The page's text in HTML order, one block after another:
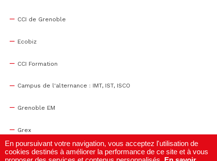
CCI de Grenoble
Ecobiz
CCI Formation
Campus de l'alternance : IMT, IST, ISCO
Grenoble EM
Grex
WTC Grenoble
En poursuivant votre navigation, vous acceptez l'utilisation de
cookies destinés à améliorer la performance de ce site et à vous